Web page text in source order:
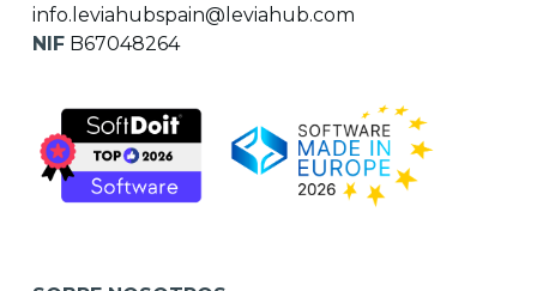
info.leviahubspain@leviahub.com
NIF B67048264